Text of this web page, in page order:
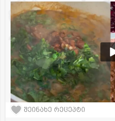
შეინახე რეცეპტი